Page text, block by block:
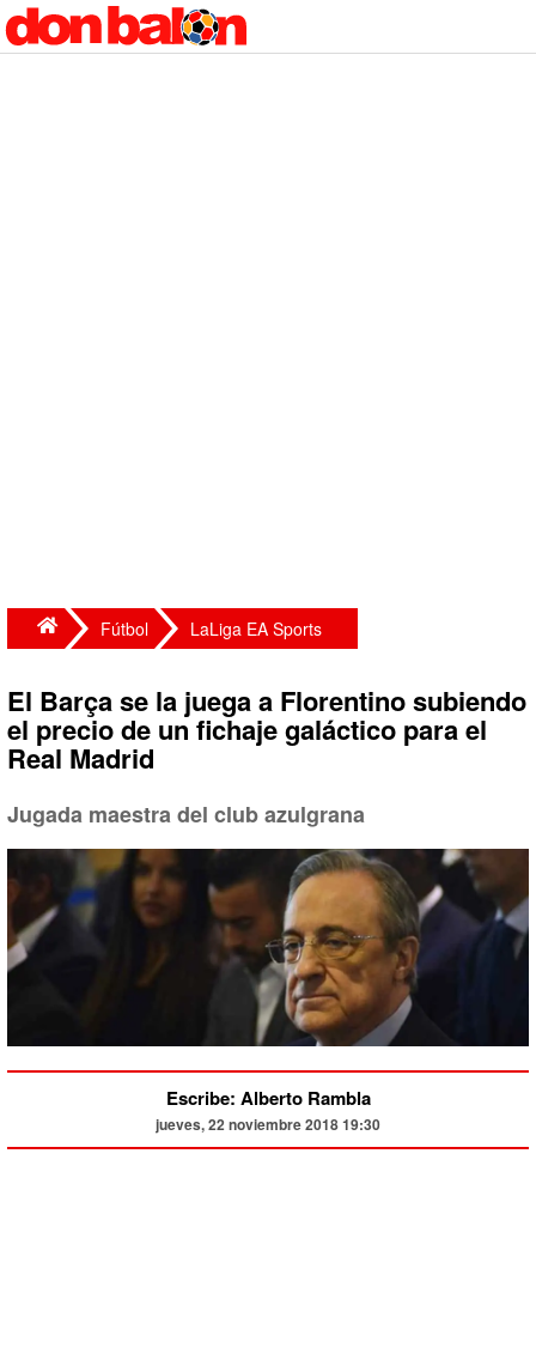
Fútbol LaLiga EA Sports
El Barça se la juega a Florentino subiendo
el precio de un fichaje galáctico para el
Real Madrid
Jugada maestra del club azulgrana
Escribe: Alberto Rambla
jueves, 22 noviembre 2018 19:30